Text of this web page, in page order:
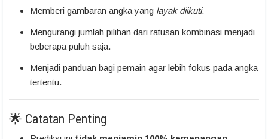
Memberi gambaran angka yang layak diikuti.
Mengurangi jumlah pilihan dari ratusan kombinasi menjadi
beberapa puluh saja.
Menjadi panduan bagi pemain agar lebih fokus pada angka
tertentu.
🌟 Catatan Penting